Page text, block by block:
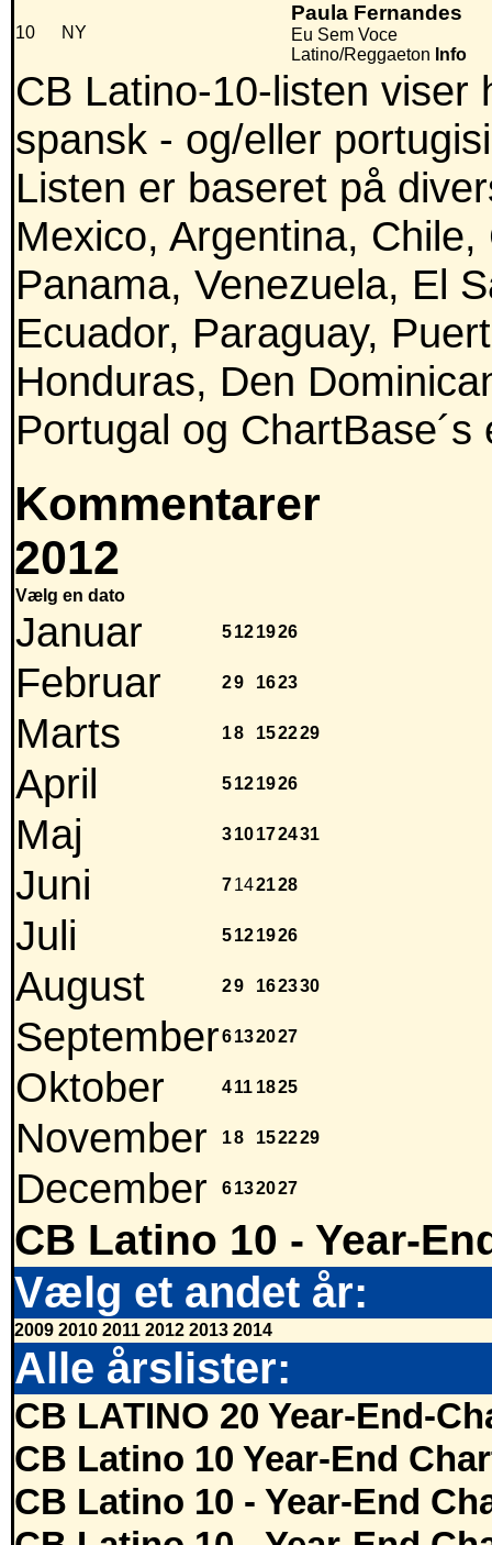
10 NY
Paula Fernandes
Eu Sem Voce
Latino/Reggaeton Info
CB Latino-10-listen viser
spansk - og/eller
Listen er baseret på
Mexico, Argentina,
Panama, Venezuela, El
Ecuador, Paraguay,
Honduras, Den
Portugal og ChartBase´s
Kommentarer
2012
Vælg en dato
Januar 5121926
Februar 29 1623
Marts 18 152229
April 5121926
Maj 310172431
Juni 7142128
Juli 5121926
August 29 162330
September6132027
Oktober 411 1825
November 18 152229
December 6132027
CB Latino 10 - Year-
Vælg et andet år:
2009 2010 2011 2012 2013 2014
Alle årslister:
CB LATINO 20 Year-End-
CB Latino 10 Year-End
CB Latino 10 - Year-End